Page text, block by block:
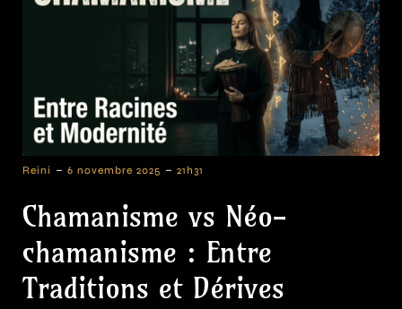
Reini - 6 novembre 2025 - 21h31
Chamanisme vs Néo-
chamanisme : Entre
Traditions et Dérives